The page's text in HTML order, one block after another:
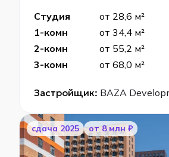
Студия от 28,6 м²
1-комн
от 34,4 м²
2-комн
от 55,2 м²
3-комн
от 68,0 м²
Застройщик: BAZA
cдача 2025 от 8 млн ₽